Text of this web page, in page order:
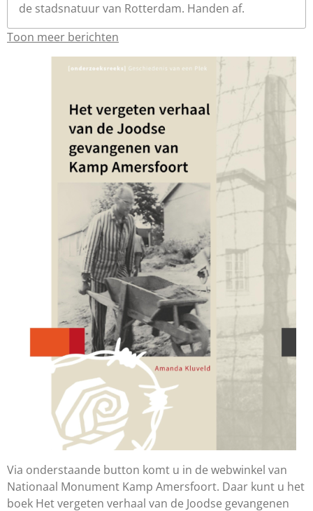
de stadsnatuur van Rotterdam. Handen af.
Toon meer berichten
Via onderstaande button komt u in de webwinkel van
Nationaal Monument Kamp Amersfoort. Daar kunt u het
boek Het vergeten verhaal van de Joodse gevangenen